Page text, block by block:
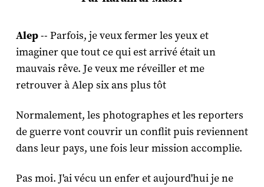
Alep-- Parfois, je veux fermer les yeux et
imaginer que tout ce qui est arrivé était un
mauvais rêve. Je veux me réveiller et me
retrouver à Alep six ans plus tôt
Normalement, les photographes et les reporters
de guerre vont couvrir un conflit puis reviennent
dans leur pays, une fois leur mission accomplie.
Pas moi. J'ai vécu un enfer et aujourd'hui je ne